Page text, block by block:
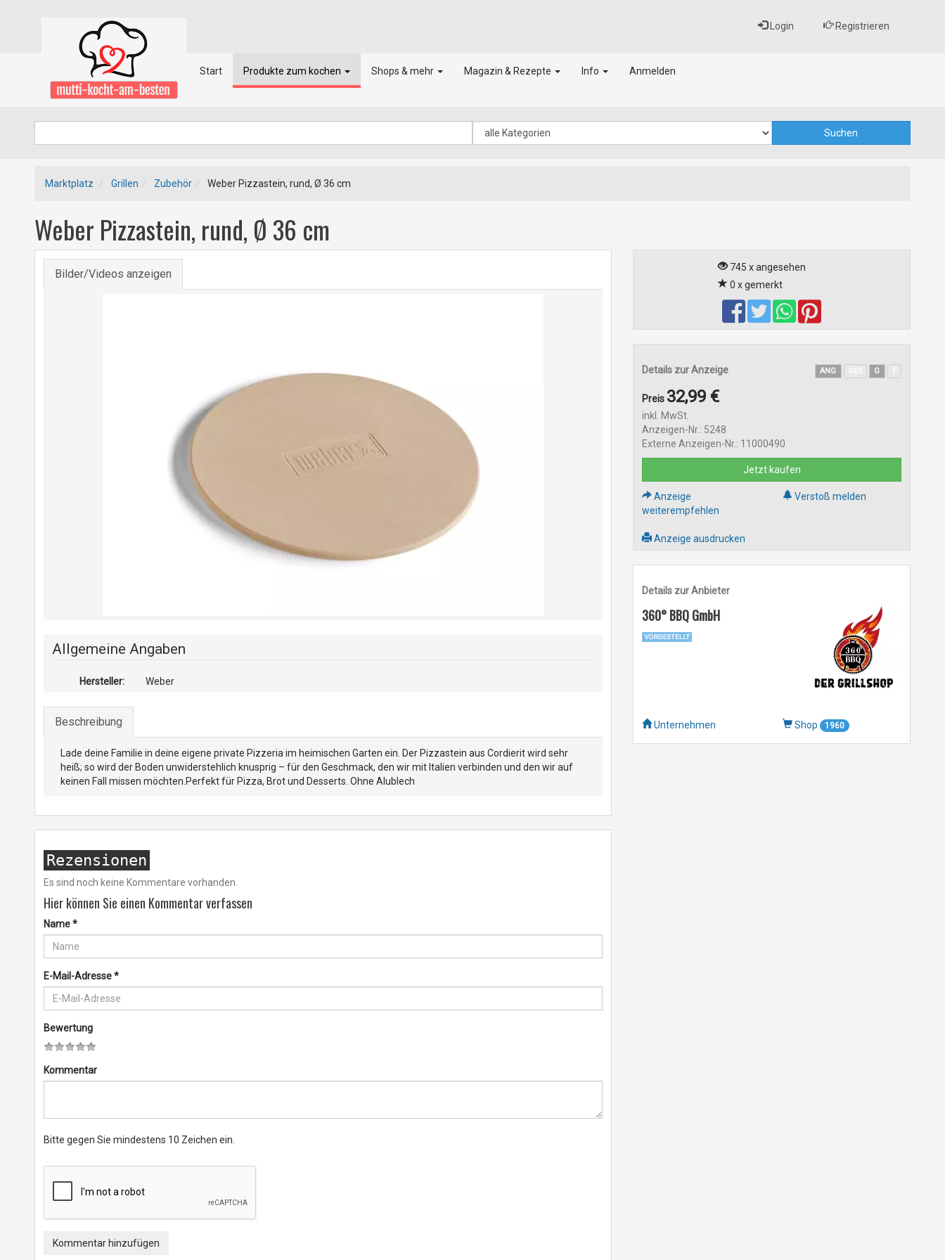
Login Registrieren
Start Produkte zum kochen Shops & mehr Magazin & Rezepte Info Anmelden
Marktplatz Grillen Zubehör Weber Pizzastein, rund, Ø 36 cm
Weber Pizzastein, rund, Ø 36 cm
Bilder/Videos anzeigen
Allgemeine Angaben
Hersteller: Weber
Beschreibung
Lade deine Familie in deine eigene private Pizzeria im heimischen Garten ein. Der Pizzastein aus Cordierit wird sehr
heiß; so wird der Boden unwiderstehlich knusprig – für den Geschmack, den wir mit Italien verbinden und den wir auf
keinen Fall missen möchten.Perfekt für Pizza, Brot und Desserts. Ohne Alublech
Rezensionen
Es sind noch keine Kommentare vorhanden.
Hier können Sie einen Kommentar verfassen
Name*
E-Mail-Adresse*
Bewertung
Kommentar
Bitte gegen Sie mindestens 10 Zeichen ein.
Kommentar hinzufügen
745 x angesehen
0 x gemerkt
Details zur Anzeige ANG G
Preis 32,99 €
inkl. MwSt.
Anzeigen-Nr.: 5248
Externe Anzeigen-Nr.: 11000490
Jetzt kaufen
Anzeige
weiterempfehlen
Verstoß melden
Anzeige ausdrucken
Details zur Anbieter
360° BBQ GmbH
Unternehmen Shop 1960